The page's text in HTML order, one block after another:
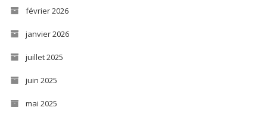
février 2026
janvier 2026
juillet 2025
juin 2025
mai 2025